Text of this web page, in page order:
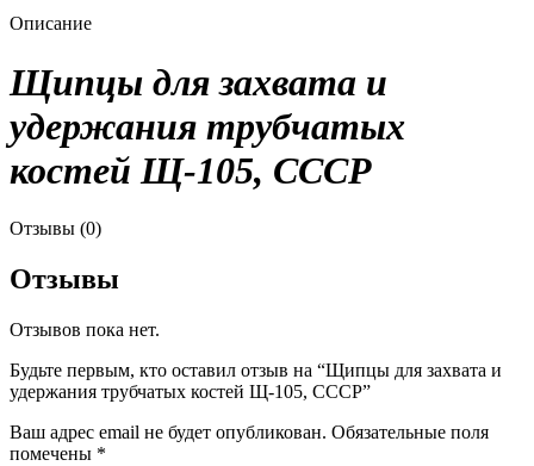
Описание
Щипцы для захвата и
удержания трубчатых
костей Щ-105, СССР
Отзывы (0)
Отзывы
Отзывов пока нет.
Будьте первым, кто оставил отзыв на “Щипцы для захвата и
удержания трубчатых костей Щ-105, СССР”
Ваш адрес email не будет опубликован. Обязательные поля
помечены *